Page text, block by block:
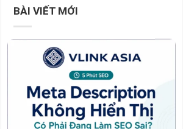
BÀI VIẾT MỚI